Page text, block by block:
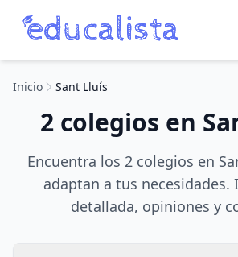
Inicio Sant Lluís
2 colegios en
Encuentra los 2 colegios en
adaptan a tus necesidades.
detallada, opiniones y